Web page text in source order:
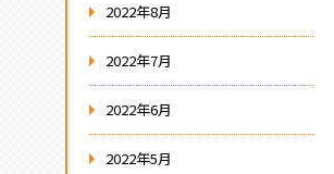
2022年8月
2022年7月
2022年6月
2022年5月